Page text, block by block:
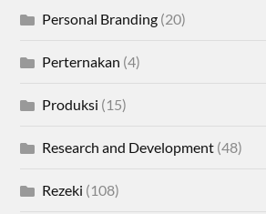
Personal Branding (20)
Perternakan (4)
Produksi (15)
Research and Development (48)
Rezeki (108)